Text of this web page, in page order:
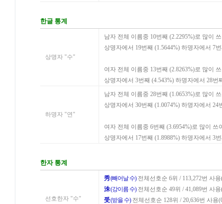
한글 통계
상명자 "수"
남자 전체 이름중 10번째 (2.2295%)로 많이
상명자에서 19번째 (1.5644%) 하명자에서 7
여자 전체 이름중 13번째 (2.8263%)로 많이
상명자에서 3번째 (4.543%) 하명자에서 28번
하명자 "연"
남자 전체 이름중 28번째 (1.0653%)로 많이
상명자에서 30번째 (1.0074%) 하명자에서 24
여자 전체 이름중 6번째 (3.6954%)로 많이 쓰
상명자에서 17번째 (1.8988%) 하명자에서 3
한자 통계
선호한자 "수"
秀(빼어날 수)전체선호순 6위 / 113,272번 사용
洙(강이름 수)전체선호순 49위 / 41,089번 사용
受(받을 수)전체선호순 128위 / 20,636번 사용